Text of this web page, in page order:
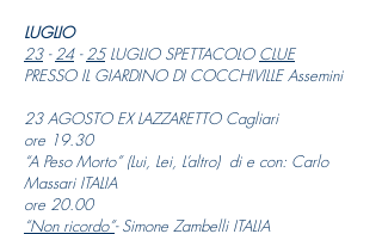
LUGLIO
23-24-25LUGLIO SPETTACOLO CLUE
PRESSO IL GIARDINO DI COCCHIVILLE Assemini
23 AGOSTO EX LAZZARETTO Cagliari
ore 19.30
“A Peso Morto” (Lui, Lei, L’altro) di e con: Carlo
Massari ITALIA
ore 20.00
“Non ricordo”-Simone Zambelli ITALIA